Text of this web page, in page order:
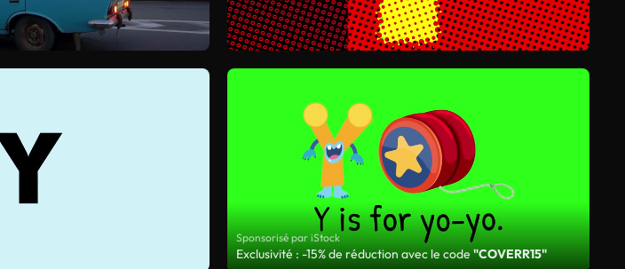
Sponsorisé par iStock
Exclusivité : -15% de réduction avec le code"COVERR15"